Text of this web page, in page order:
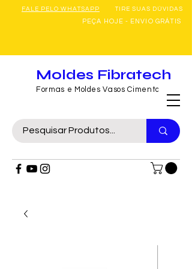
FALE PELO WHATSAPP TIRE SUAS DÚVIDAS
PEÇA HOJE - ENVIO GRÁTIS
Formas e Moldes Vasos Cimento
Moldes Fibratech